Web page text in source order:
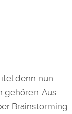
denn nun
Aus
Brainstorming